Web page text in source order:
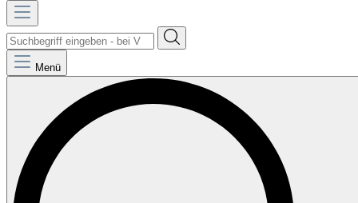
Menü